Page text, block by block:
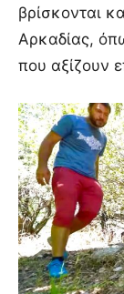
βρίσκονται
Αρκαδίας,
που αξίζουν